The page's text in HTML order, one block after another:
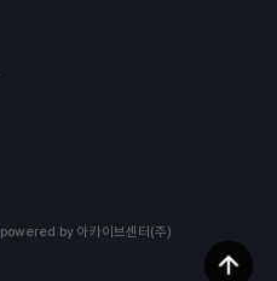
powered by 아카이브센터(주)